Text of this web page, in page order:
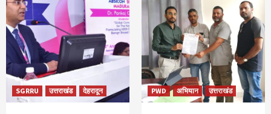
SGRRU उत्तराखंड देहरादून PWD अभियान उत्तराखंड